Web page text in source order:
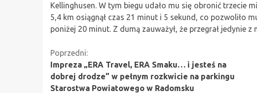
Kellinghusen. W tym biegu udało mu się obronić trzecie
5,4 km osiągnął czas 21 minut i 5 sekund, co pozwoliło
poniżej 20 minut. Z dumą zauważył, że przegrał jedynie z
Kontynuuj
czytanie
Poprzedni:
Impreza „ERA Travel, ERA Smaku… i jesteś na
dobrej drodze” w pełnym rozkwicie na parkingu
Starostwa Powiatowego w Radomsku